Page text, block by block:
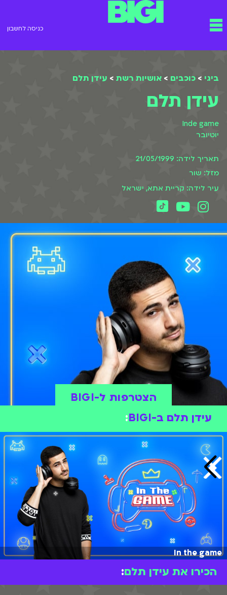
תפריט כניסה לחשבון
ביגי > כוכבים > אושיות רשת > עידן תלם
עידן תלם
Inde game
יוטיובר
תאריך לידה: 21/05/1999
מזל: שור
עיר לידה: קריית אתא, ישראל
הצטרפות ל-BIGI
עידן תלם ב-BIGI
:
In the game
הכירו את עידן תלם: